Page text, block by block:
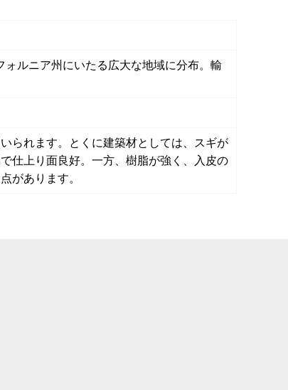
ルニア州にいたる広大な地域に分布。輸
られます。とくに建築材としては、スギが
仕上り面良好。一方、樹脂が強く、入皮の
があります。